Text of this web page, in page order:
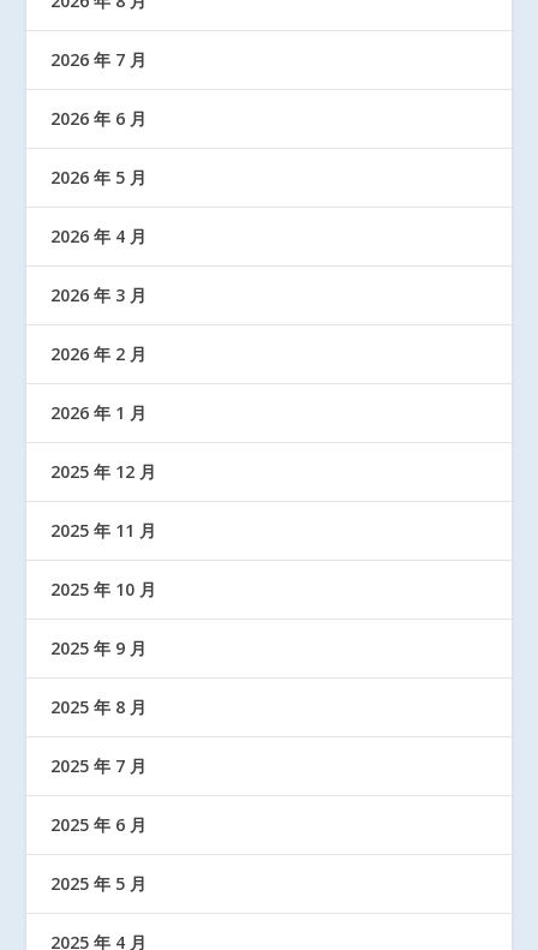
2026 年 7 月
2026 年 6 月
2026 年 5 月
2026 年 4 月
2026 年 3 月
2026 年 2 月
2026 年 1 月
2025 年 12 月
2025 年 11 月
2025 年 10 月
2025 年 9 月
2025 年 8 月
2025 年 7 月
2025 年 6 月
2025 年 5 月
2025 年 4 月